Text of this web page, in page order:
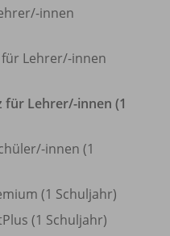
-innen
für Lehrer/-innen
für Lehrer/-innen (1
-innen (1
(1 Schuljahr)
(1 Schuljahr)